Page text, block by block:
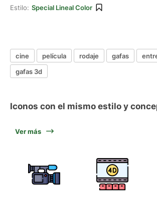
Estilo: Special Lineal Color
cine película rodaje gafas
gafas 3d
Iconos con el mismo estilo y
Ver más